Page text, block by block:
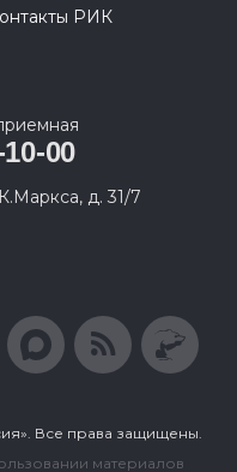
РИК
00
К.Маркса, д. 31/7
Все права защищены.
материалов